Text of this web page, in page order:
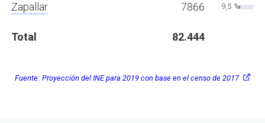
Zapallar 7866 9,5 %
Total 82.444
Fuente: Proyección del INE para 2019 con base en el censo de 2017